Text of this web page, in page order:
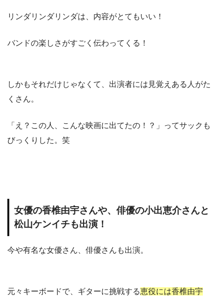
リンダリンダリンダは、内容がとてもいい！
バンドの楽しさがすごく伝わってくる！
しかもそれだけじゃなくて、出演者には見覚えある人がた
くさん。
「え？この人、こんな映画に出てたの！？」ってサックも
びっくりした。笑
女優の香椎由宇さんや、俳優の小出恵介さんと
松山ケンイチも出演！
今や有名な女優さん、俳優さんも出演。
元々キーボードで、ギターに挑戦する恵役には香椎由宇